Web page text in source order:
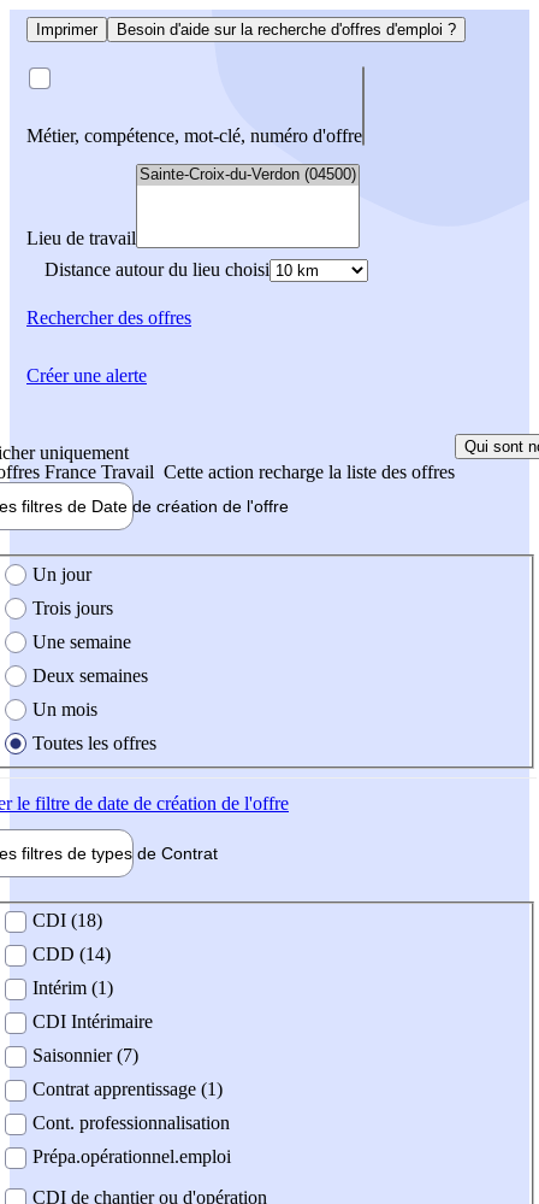
Imprimer Besoin d'aide sur la recherche d'offres d'emploi ?
Métier, compétence, mot-clé, numéro d'offre
Lieu de travail
Distance autour du lieu choisi
Rechercherdes offres
uniquement
France Travail Cette action recharge la liste des offres
Qui sont
filtres de Date de création de l'offre
création de l'offre
Un jour
Trois jours
Une semaine
Deux semaines
Un mois
Toutes les offres
le filtre de date de création de l'offre
filtres de types de Contrat
contrat
CDI (18)
CDD (14)
Intérim (1)
CDI Intérimaire
Saisonnier (7)
Contrat apprentissage (1)
Cont. professionnalisation
Prépa.opérationnel.emploi
CDI de chantier ou d'opération
Créer une alerte